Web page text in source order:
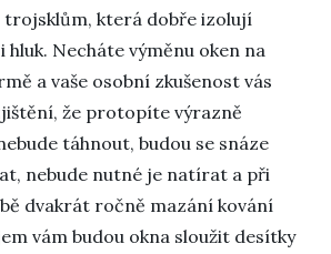
trojsklům, která dobře izolují
hluk. Necháte výměnu oken na
a vaše osobní zkušenost vás
že protopíte výrazně
táhnout, budou se snáze
nebude nutné je natírat a při
dvakrát ročně mazání kování
vám budou okna sloužit desítky